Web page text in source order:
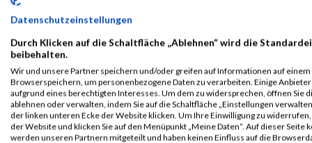
ALBUM B2RUN MÜNCHEN / 15.07.2026
Datenschutzeinstellungen
Durch Klicken auf die Schaltfläche „Ablehnen“ wird die
beibehalten.
Wir und unsere Partner speichern und/oder greifen auf Informationen auf einem
Browserspeichern, um personenbezogene Daten zu verarbeiten. Einige
aufgrund eines berechtigten Interesses. Um dem zu widersprechen, öffnen Sie
ablehnen oder verwalten, indem Sie auf die Schaltfläche „Einstellungen
der linken unteren Ecke der Website klicken. Um Ihre Einwilligung zu
der Website und klicken Sie auf den Menüpunkt „Meine Daten“. Auf dieser
werden unseren Partnern mitgeteilt und haben keinen Einfluss auf die